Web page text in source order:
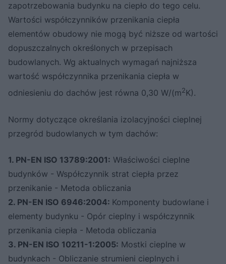
zapotrzebowania budynku na ciepło do tego celu.
Wartości współczynników przenikania ciepła
elementów obudowy nie mogą być niższe od wartości
dopuszczalnych określonych w przepisach
budowlanych. Wg aktualnych wymagań najniższa
wartość współczynnika przenikania ciepła w
odniesieniu do dachów jest równa 0,30 W/(m2K).
Normy dotyczące określania izolacyjności cieplnej
przegród budowlanych w tym dachów:
1. PN-EN ISO 13789:2001: Właściwości cieplne
budynków - Współczynnik strat ciepła przez
przenikanie - Metoda obliczania
2. PN-EN ISO 6946:2004: Komponenty budowlane i
elementy budynku - Opór cieplny i współczynnik
przenikania ciepła - Metoda obliczania
3. PN-EN ISO 10211-1:2005: Mostki cieplne w
budynkach - Obliczanie strumieni cieplnych i